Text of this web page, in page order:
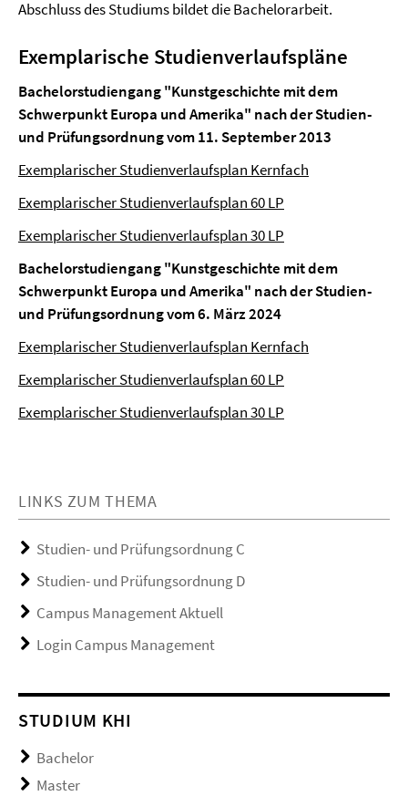
Abschluss des Studiums bildet die Bachelorarbeit.
Exemplarische Studienverlaufspläne
Bachelorstudiengang "Kunstgeschichte mit dem
Schwerpunkt Europa und Amerika" nach der Studien-
und Prüfungsordnung vom 11. September 2013
Exemplarischer Studienverlaufsplan Kernfach
Exemplarischer Studienverlaufsplan 60 LP
Exemplarischer Studienverlaufsplan 30 LP
Bachelorstudiengang "Kunstgeschichte mit dem
Schwerpunkt Europa und Amerika" nach der Studien-
und Prüfungsordnung vom 6. März 2024
Exemplarischer Studienverlaufsplan Kernfach
Exemplarischer Studienverlaufsplan 60 LP
Exemplarischer Studienverlaufsplan 30 LP
LINKS ZUM THEMA
Studien- und Prüfungsordnung C
Studien- und Prüfungsordnung D
Campus Management Aktuell
Login Campus Management
STUDIUM KHI
Bachelor
Master